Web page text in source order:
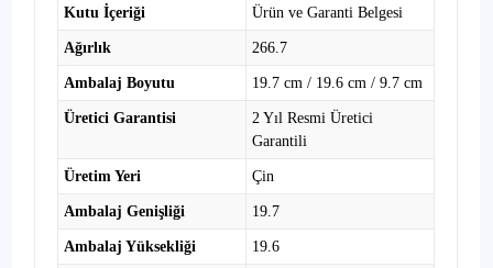
Kutu İçeriği Ürün ve Garanti Belgesi
Ağırlık 266.7
Ambalaj Boyutu 19.7 cm / 19.6 cm / 9.7 cm
Üretici Garantisi
2 Yıl Resmi Üretici
Garantili
Üretim Yeri Çin
Ambalaj Genişliği 19.7
Ambalaj Yüksekliği 19.6